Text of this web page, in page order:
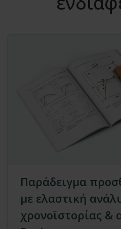
Παράδειγμα
με ελαστική
χρονοϊστορίας &